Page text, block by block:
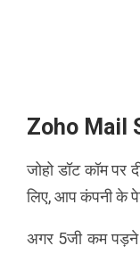
Zoho Mail
जोहो डॉट कॉम पर
लिए, आप कंपनी के
अगर 5जी कम पड़ने